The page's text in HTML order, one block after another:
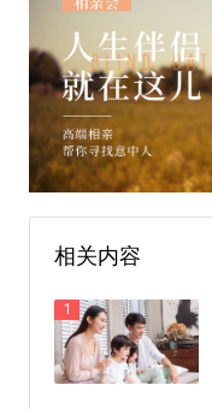
相关内容
1